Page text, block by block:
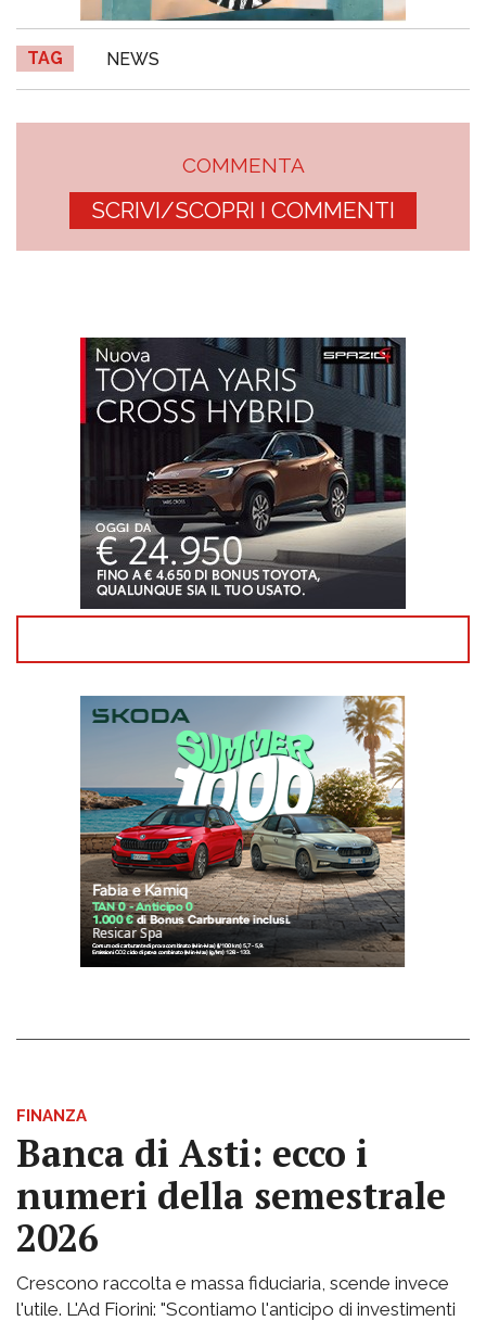
TAG NEWS
COMMENTA
SCRIVI/SCOPRI I COMMENTI
FINANZA
Banca di Asti: ecco i
numeri della semestrale
2026
Crescono raccolta e massa fiduciaria, scende invece
l'utile. L'Ad Fiorini: "Scontiamo l'anticipo di investimenti